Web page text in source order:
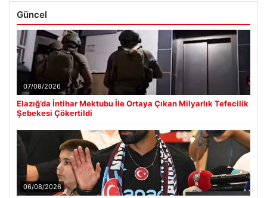
Güncel
07/08/2026
Elazığ’da İntihar Mektubu İle Ortaya Çıkan Milyarlık Tefecilik
Şebekesi Çökertildi
06/08/2026